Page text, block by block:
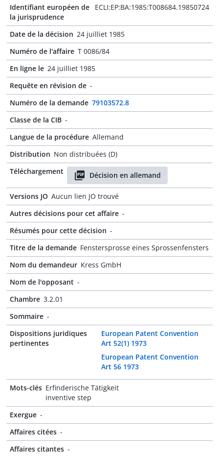
Identifiant européen de
la jurisprudence
ECLI:EP:BA:1985:T008684.19850724
Date de la décision 24 juilliet 1985
Numéro de l'affaire T 0086/84
En ligne le 24 juilliet 1985
Requête en révision de -
Numéro de la demande 79103572.8
Classe de la CIB -
Langue de la procédure Allemand
Distribution Non distribuées (D)
Téléchargement
Décision en allemand
Versions JO Aucun lien JO trouvé
Autres décisions pour cet affaire -
Résumés pour cette décision -
Titre de la demande Fenstersprosse eines Sprossenfensters
Nom du demandeur Kress GmbH
Nom de l'opposant -
Chambre 3.2.01
Sommaire -
Dispositions juridiques
pertinentes
European Patent Convention
Art 52(1) 1973
European Patent Convention
Art 56 1973
Mots-clés Erfinderische Tätigkeit
inventive step
Exergue -
Affaires citées -
Affaires citantes -